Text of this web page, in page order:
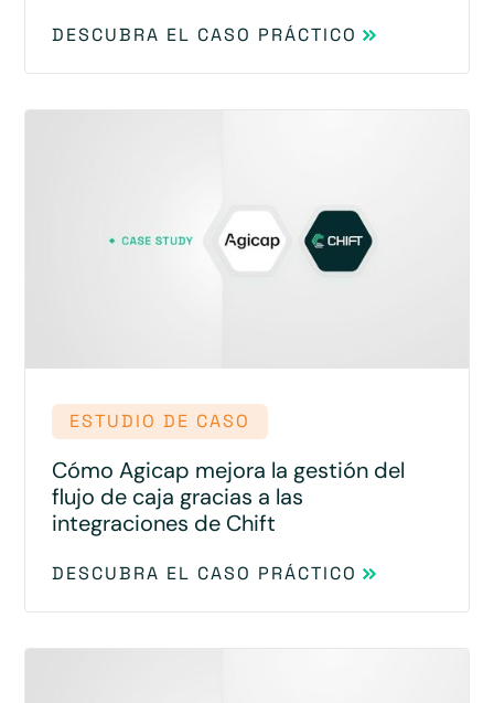
DESCUBRA EL CASO PRÁCTICO
ESTUDIO DE CASO
Cómo Agicap mejora la gestión del
flujo de caja gracias a las
integraciones de Chift
DESCUBRA EL CASO PRÁCTICO